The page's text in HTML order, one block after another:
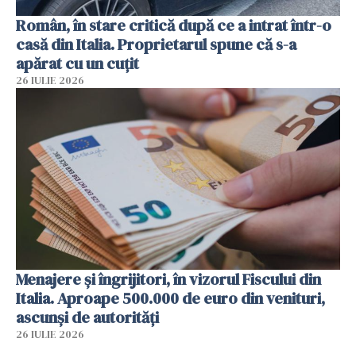
Român, în stare critică după ce a intrat într-o
casă din Italia. Proprietarul spune că s-a
apărat cu un cuțit
26 IULIE 2026
Menajere și îngrijitori, în vizorul Fiscului din
Italia. Aproape 500.000 de euro din venituri,
ascunși de autorități
26 IULIE 2026